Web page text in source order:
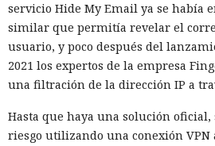
servicio Hide My Email ya se había
similar que permitía revelar el
usuario, y poco después del
2021 los expertos de la empresa
una filtración de la dirección IP a
Hasta que haya una solución
riesgo utilizando una conexión VPN